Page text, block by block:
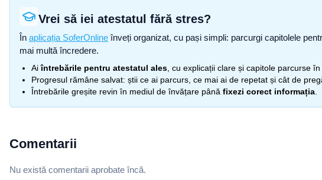
Vrei să iei atestatul fără stres?
În aplicația SoferOnline înveți organizat, cu pași simpli: parcurgi capitolele
mai multă încredere.
Aiîntrebările pentru atestatul ales , cu explicații clare și capitole parcurse în
Progresul rămâne salvat: știi ce ai parcurs, ce mai ai de repetat și cât de
Întrebările greșite revin în mediul de învățare până fixezi corect informația
Comentarii
Nu există comentarii aprobate încă.